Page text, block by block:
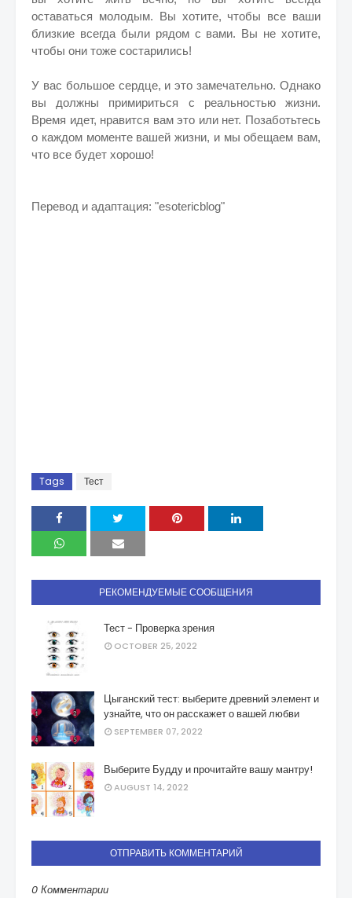
оставаться молодым. Вы хотите, чтобы все ваши
близкие всегда были рядом с вами. Вы не хотите,
чтобы они тоже состарились!
У вас большое сердце, и это замечательно. Однако
вы должны примириться с реальностью жизни.
Время идет, нравится вам это или нет. Позаботьтесь
о каждом моменте вашей жизни, и мы обещаем вам,
что все будет хорошо!
Перевод и адаптация: "esotericblog"
Tags Тест
РЕКОМЕНДУЕМЫЕ СООБЩЕНИЯ
Тест - Проверка зрения
OCTOBER 25, 2022
Цыганский тест: выберите древний элемент и
узнайте, что он расскажет о вашей любви
SEPTEMBER 07, 2022
Выберите Будду и прочитайте вашу мантру!
AUGUST 14, 2022
ОТПРАВИТЬ КОММЕНТАРИЙ
0 Комментарии